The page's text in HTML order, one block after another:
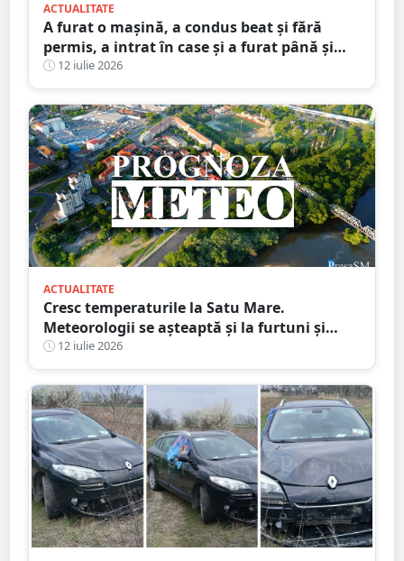
ACTUALITATE
A furat o mașină, a condus beat și fără
permis, a intrat în case și a furat până și
brazi ornamentali. Faptele unui minor din
Satu Mare
12 iulie 2026
ACTUALITATE
Cresc temperaturile la Satu Mare.
Meteorologii se așteaptă și la furtuni și
vijelii. Prognoza meteo pentru săptămâna
următoare
12 iulie 2026